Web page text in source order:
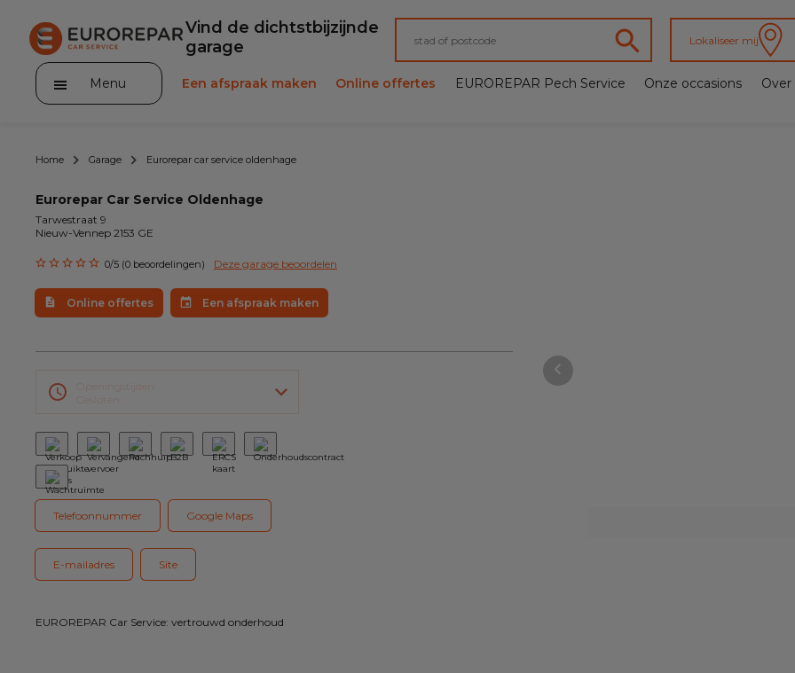
Vind de dichtstbijzijnde
garage
Lokaliseer mij
Menu
Onze occasions
Ons assortiment
Een afspraak maken Online offertes EUROREPAR Pech Service Onze occasions Over
Home Garage Eurorepar car service oldenhage
Eurorepar Car Service Oldenhage
Tarwestraat 9
Nieuw-Vennep 2153 GE
0/5 (0 beoordelingen) Deze garage beoordelen
Online offertes Een afspraak maken
Telefoonnummer Google Maps
E-mailadres Site
EUROREPAR Car Service: vertrouwd onderhoud